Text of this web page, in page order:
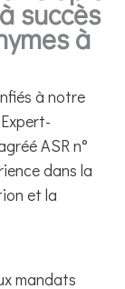
succès
à
à notre
ASR n°
dans la
et la
mandats